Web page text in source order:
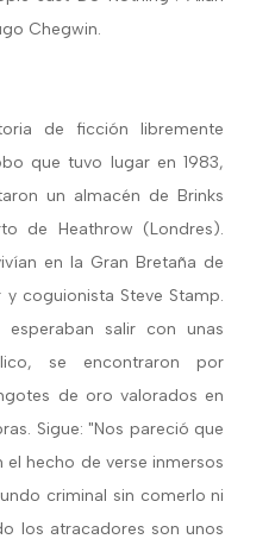
Chegwin.
de ficción libremente
que tuvo lugar en 1983,
un almacén de Brinks
de Heathrow (Londres).
en la Gran Bretaña de
coguionista Steve Stamp.
salir con unas
se encontraron por
de oro valorados en
Sigue: "Nos pareció que
hecho de verse inmersos
criminal sin comerlo ni
los atracadores son unos